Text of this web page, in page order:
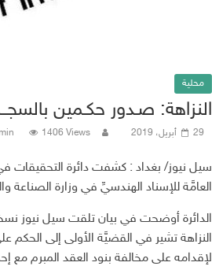
محلية
النزاهة: صـدور حكـمين
29 أبريل، 2019 1406 Views
سيل نيوز/ بغداد : كشفت دائرة التحقيقات
العامَّة للإسناد الهندسيِّ في وزارة الصناعة
الدائرة أوضحت في بيان تلقت سيل نيوز